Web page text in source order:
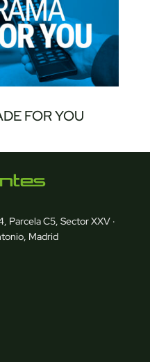
FOR YOU
Parcela C5, Sector XXV ·
Madrid